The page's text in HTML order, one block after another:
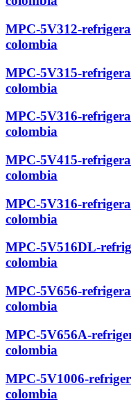
MPC-5V312-
colombia
MPC-5V315-
colombia
MPC-5V316-
colombia
MPC-5V415-
colombia
MPC-5V316-
colombia
MPC-5V516DL-
colombia
MPC-5V656-
colombia
MPC-5V656A-
colombia
MPC-5V1006-
colombia